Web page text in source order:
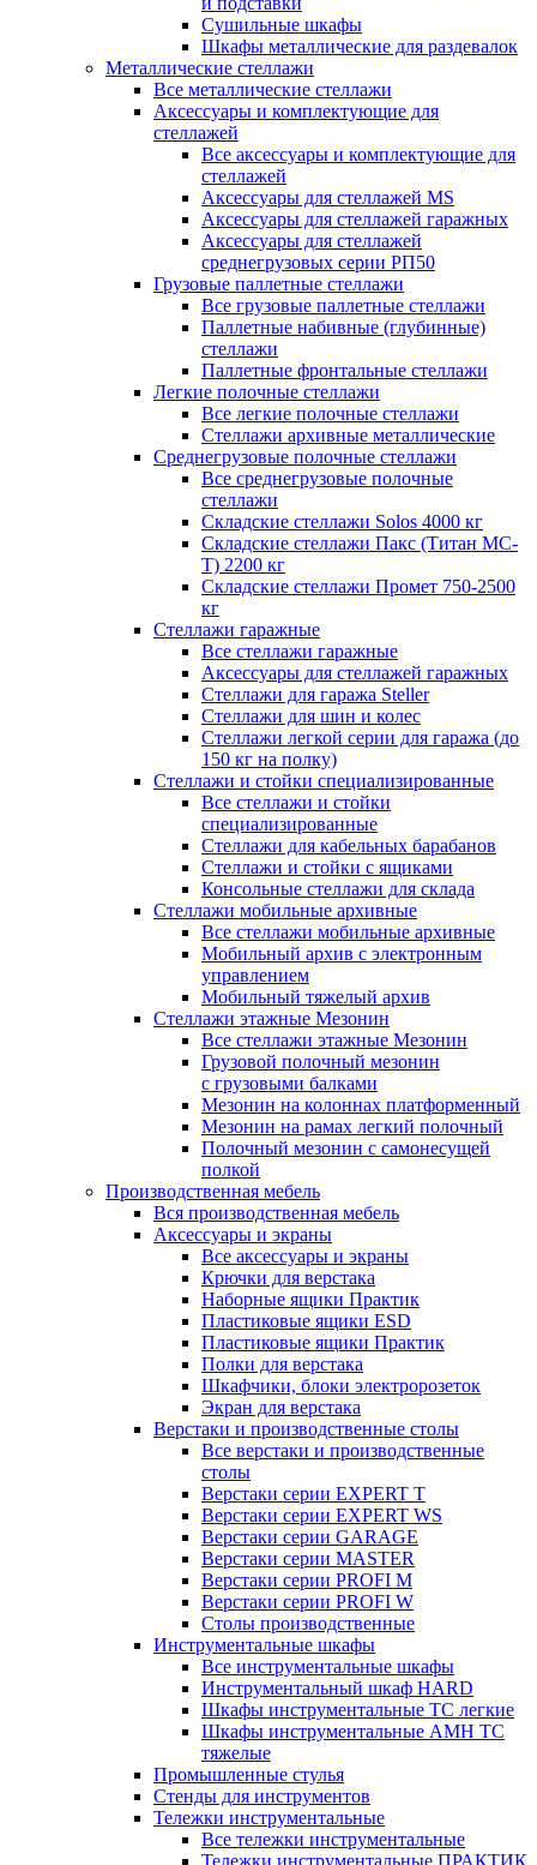
Сушильные шкафы
Шкафы металлические для раздевалок
Металлические стеллажи
Все металлические стеллажи
Аксессуары и комплектующие для
стеллажей
Все аксессуары и комплектующие для
стеллажей
Аксессуары для стеллажей MS
Аксессуары для стеллажей гаражных
Аксессуары для стеллажей
среднегрузовых серии РП50
Грузовые паллетные стеллажи
Все грузовые паллетные стеллажи
Паллетные набивные (глубинные)
стеллажи
Паллетные фронтальные стеллажи
Легкие полочные стеллажи
Все легкие полочные стеллажи
Стеллажи архивные металлические
Среднегрузовые полочные стеллажи
Все среднегрузовые полочные
стеллажи
Складские стеллажи Solos 4000 кг
Складские стеллажи Пакс (Титан МС-
Т) 2200 кг
Складские стеллажи Промет 750-2500
кг
Стеллажи гаражные
Все стеллажи гаражные
Аксессуары для стеллажей гаражных
Стеллажи для гаража Steller
Стеллажи для шин и колес
Стеллажи легкой серии для гаража (до
150 кг на полку)
Стеллажи и стойки специализированные
Все стеллажи и стойки
специализированные
Стеллажи для кабельных барабанов
Стеллажи и стойки с ящиками
Консольные стеллажи для склада
Стеллажи мобильные архивные
Все стеллажи мобильные архивные
Мобильный архив с электронным
управлением
Мобильный тяжелый архив
Стеллажи этажные Мезонин
Все стеллажи этажные Мезонин
Грузовой полочный мезонин
с грузовыми балками
Мезонин на колоннах платформенный
Мезонин на рамах легкий полочный
Полочный мезонин с самонесущей
полкой
Производственная мебель
Вся производственная мебель
Аксессуары и экраны
Все аксессуары и экраны
Крючки для верстака
Наборные ящики Практик
Пластиковые ящики ESD
Пластиковые ящики Практик
Полки для верстака
Шкафчики, блоки электророзеток
Экран для верстака
Верстаки и производственные столы
Все верстаки и производственные
столы
Верстаки серии EXPERT T
Верстаки серии EXPERT WS
Верстаки серии GARAGE
Верстаки серии MASTER
Верстаки серии PROFI M
Верстаки серии PROFI W
Столы производственные
Инструментальные шкафы
Все инструментальные шкафы
Инструментальный шкаф HARD
Шкафы инструментальные ТС легкие
Шкафы инструментальные AMH TC
тяжелые
Промышленные стулья
Стенды для инструментов
Тележки инструментальные
Все тележки инструментальные
Тележки инструментальные ПРАКТИК